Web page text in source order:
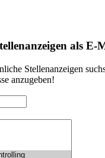
als E-
Stellenanzeigen
anzugeben!